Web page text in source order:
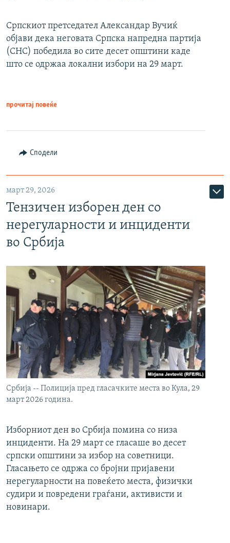
Српскиот претседател Александар Вучиќ
објави дека неговата Српска напредна партија
(СНС) победила во сите десет општини каде
што се одржаа локални избори на 29 март.
прочитај повеќе
Сподели
март 29, 2026
Тензичен изборен ден со
нерегуларности и инциденти
во Србија
Србија -- Полиција пред гласачките места во Кула, 29
март 2026 година.
Изборниот ден во Србија помина со низа
инциденти. На 29 март се гласаше во десет
српски општини за избор на советници.
Гласањето се одржа со бројни пријавени
нерегуларности на повеќето места, физички
судири и повредени граѓани, активисти и
новинари.